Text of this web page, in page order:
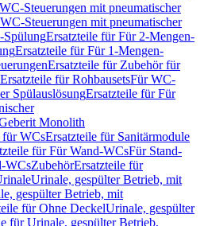
WC-Steuerungen mit pneumatischer
Steuerungen mit pneumatischer
SpülungErsatzteile für Für 2-Mengen-
Ersatzteile für Für 1-Mengen-
Ersatzteile für Zubehör für
Ersatzteile für RohbausetsFür WC-
SpülauslösungErsatzteile für Für
Monolith
für WCsErsatzteile für Sanitärmodule
für Für Wand-WCsFür Stand-
WCsZubehörErsatzteile für
Urinale, gespülter Betrieb, mit
gespülter Betrieb, mit
für Ohne DeckelUrinale, gespülter
für Urinale, gespülter Betrieb,